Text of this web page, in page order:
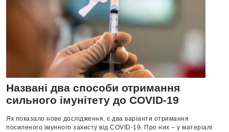
Названі два способи отримання
сильного імунітету до COVID-19
Як показало нове дослідження, є два варіанти отримання
посиленого імунного захисту від COVID-19. Про них – у матеріалі